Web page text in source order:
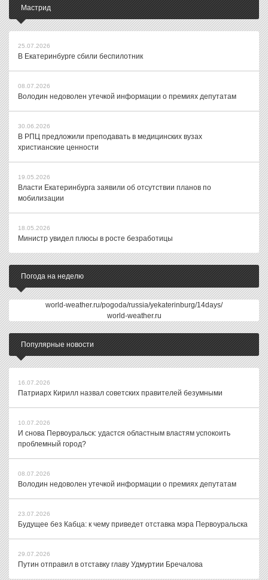
Мастрид
25.07.2026
В Екатеринбурге сбили беспилотник
08.07.2026
Володин недоволен утечкой информации о премиях депутатам
30.06.2026
В РПЦ предложили преподавать в медицинских вузах
христианские ценности
19.05.2026
Власти Екатеринбурга заявили об отсутствии планов по
мобилизации
18.05.2026
Министр увидел плюсы в росте безработицы
Погода на неделю
world-weather.ru/pogoda/russia/yekaterinburg/14days/
world-weather.ru
Популярные новости
16.07.2026
Патриарх Кирилл назвал советских правителей безумными
10.07.2026
И снова Первоуральск: удастся областным властям успокоить
проблемный город?
08.07.2026
Володин недоволен утечкой информации о премиях депутатам
23.07.2026
Будущее без Кабца: к чему приведет отставка мэра Первоуральска
29.07.2026
Путин отправил в отставку главу Удмуртии Бречалова